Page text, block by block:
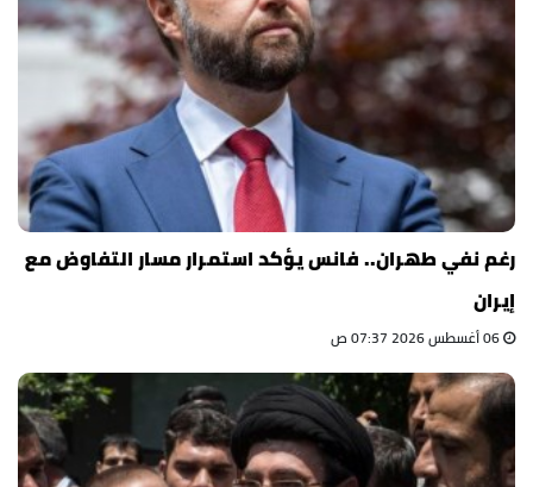
رغم نفي طهران.. فانس يؤكد استمرار مسار التفاوض مع
إيران